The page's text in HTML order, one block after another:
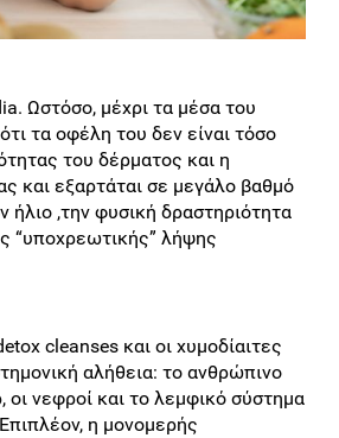
Ωστόσο, μέχρι τα μέσα του
τα οφέλη του δεν είναι τόσο
του δέρματος και η
και εξαρτάται σε μεγάλο βαθμό
,την φυσική δραστηριότητα
“υποχρεωτικής” λήψης
cleanses και οι χυμοδίαιτες
αλήθεια: το ανθρώπινο
νεφροί και το λεμφικό σύστημα
η μονομερής